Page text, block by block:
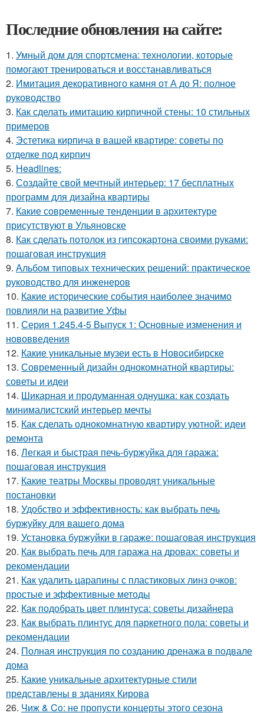
Последние обновления на сайте:
1. Умный дом для спортсмена: технологии, которые
помогают тренироваться и восстанавливаться
2. Имитация декоративного камня от А до Я: полное
руководство
3. Как сделать имитацию кирпичной стены: 10 стильных
примеров
4. Эстетика кирпича в вашей квартире: советы по
отделке под кирпич
5. Headlines:
6. Создайте свой мечтный интерьер: 17 бесплатных
программ для дизайна квартиры
7. Какие современные тенденции в архитектуре
присутствуют в Ульяновске
8. Как сделать потолок из гипсокартона своими руками:
пошаговая инструкция
9. Альбом типовых технических решений: практическое
руководство для инженеров
10. Какие исторические события наиболее значимо
повлияли на развитие Уфы
11. Серия 1.245.4-5 Выпуск 1: Основные изменения и
нововведения
12. Какие уникальные музеи есть в Новосибирске
13. Современный дизайн однокомнатной квартиры:
советы и идеи
14. Шикарная и продуманная однушка: как создать
минималистский интерьер мечты
15. Как сделать однокомнатную квартиру уютной: идеи
ремонта
16. Легкая и быстрая печь-буржуйка для гаража:
пошаговая инструкция
17. Какие театры Москвы проводят уникальные
постановки
18. Удобство и эффективность: как выбрать печь
буржуйку для вашего дома
19. Установка буржуйки в гараже: пошаговая инструкция
20. Как выбрать печь для гаража на дровах: советы и
рекомендации
21. Как удалить царапины с пластиковых линз очков:
простые и эффективные методы
22. Как подобрать цвет плинтуса: советы дизайнера
23. Как выбрать плинтус для паркетного пола: советы и
рекомендации
24. Полная инструкция по созданию дренажа в подвале
дома
25. Какие уникальные архитектурные стили
представлены в зданиях Кирова
26. Чиж & Co: не пропусти концерты этого сезона